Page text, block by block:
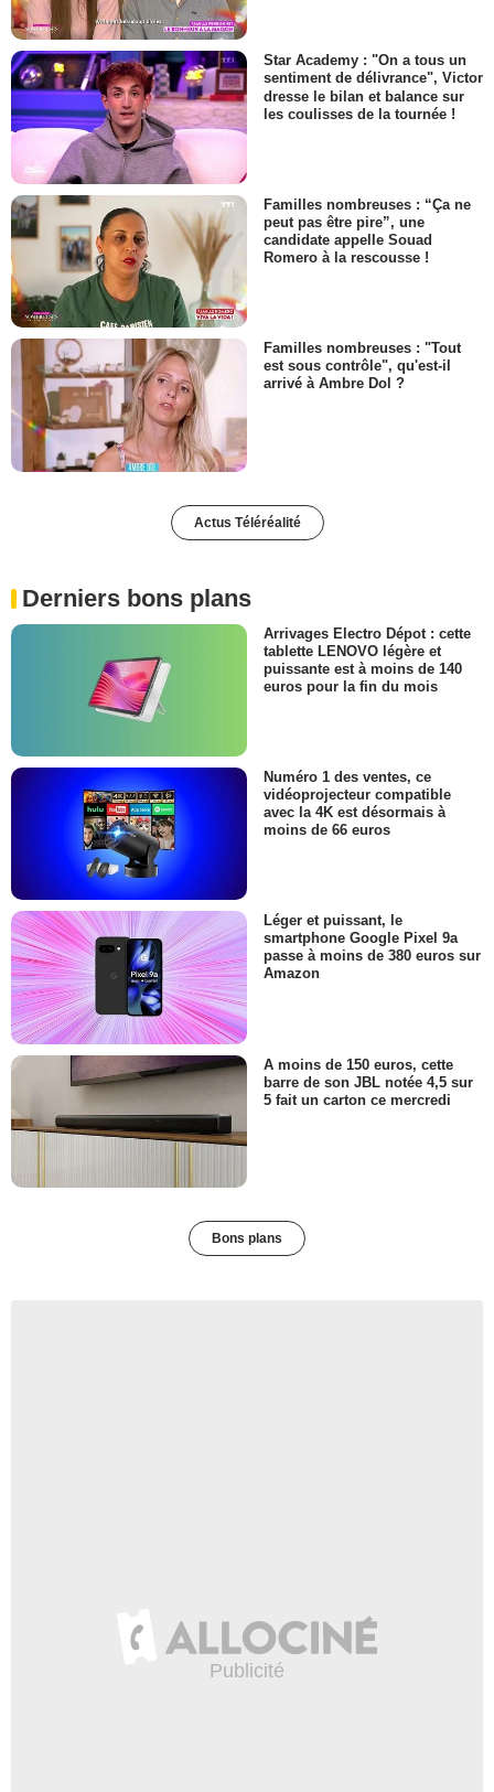
Star Academy : "On a tous un
sentiment de délivrance", Victor
dresse le bilan et balance sur
les coulisses de la tournée !
Familles nombreuses : “Ça ne
peut pas être pire”, une
candidate appelle Souad
Romero à la rescousse !
Familles nombreuses : "Tout
est sous contrôle", qu'est-il
arrivé à Ambre Dol ?
Actus Téléréalité
Derniers bons plans
Arrivages Electro Dépot : cette
tablette LENOVO légère et
puissante est à moins de 140
euros pour la fin du mois
Numéro 1 des ventes, ce
vidéoprojecteur compatible
avec la 4K est désormais à
moins de 66 euros
Léger et puissant, le
smartphone Google Pixel 9a
passe à moins de 380 euros sur
Amazon
A moins de 150 euros, cette
barre de son JBL notée 4,5 sur
5 fait un carton ce mercredi
Bons plans